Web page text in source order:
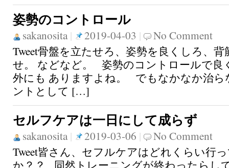
姿勢のコントロール
sakanosita| 2019-04-03 |
No Comment
Tweet骨盤を立たせろ、姿勢を良くしろ、背
せ。 などなど。 姿勢のコントロールで良
外にも ありますよね。 でもなかなか治
ントとして […]
セルフケアは一日にして成らず
sakanosita| 2019-03-06 |
No Comment
Tweet皆さん、セフルケアはどれくらい行
か？？ 同然トレーニングが終わったらし